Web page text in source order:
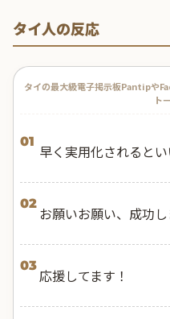
タイ人の反応
タイの最大級電子掲示板Pantipや
ト
01
早く実用化されるとい
02
お願いお願い、成功
03
応援してます！